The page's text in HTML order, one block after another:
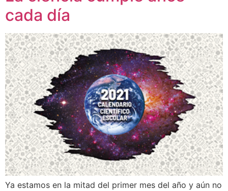
cada día
Ya estamos en la mitad del primer mes del año y aún no